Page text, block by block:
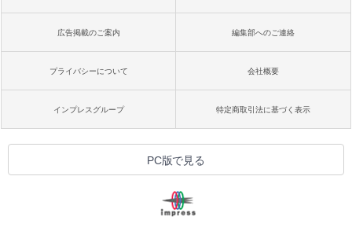
広告掲載のご案内 編集部へのご連絡
プライバシーについて 会社概要
インプレスグループ 特定商取引法に基づく表示
PC版で見る